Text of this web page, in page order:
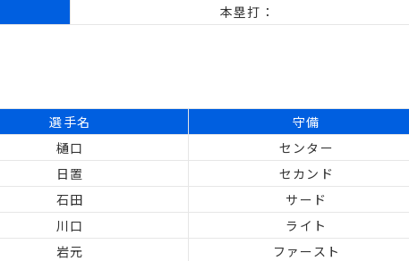
本塁打：
選手名
守備
樋口
センター
日置
セカンド
石田
サード
川口
ライト
岩元
ファースト